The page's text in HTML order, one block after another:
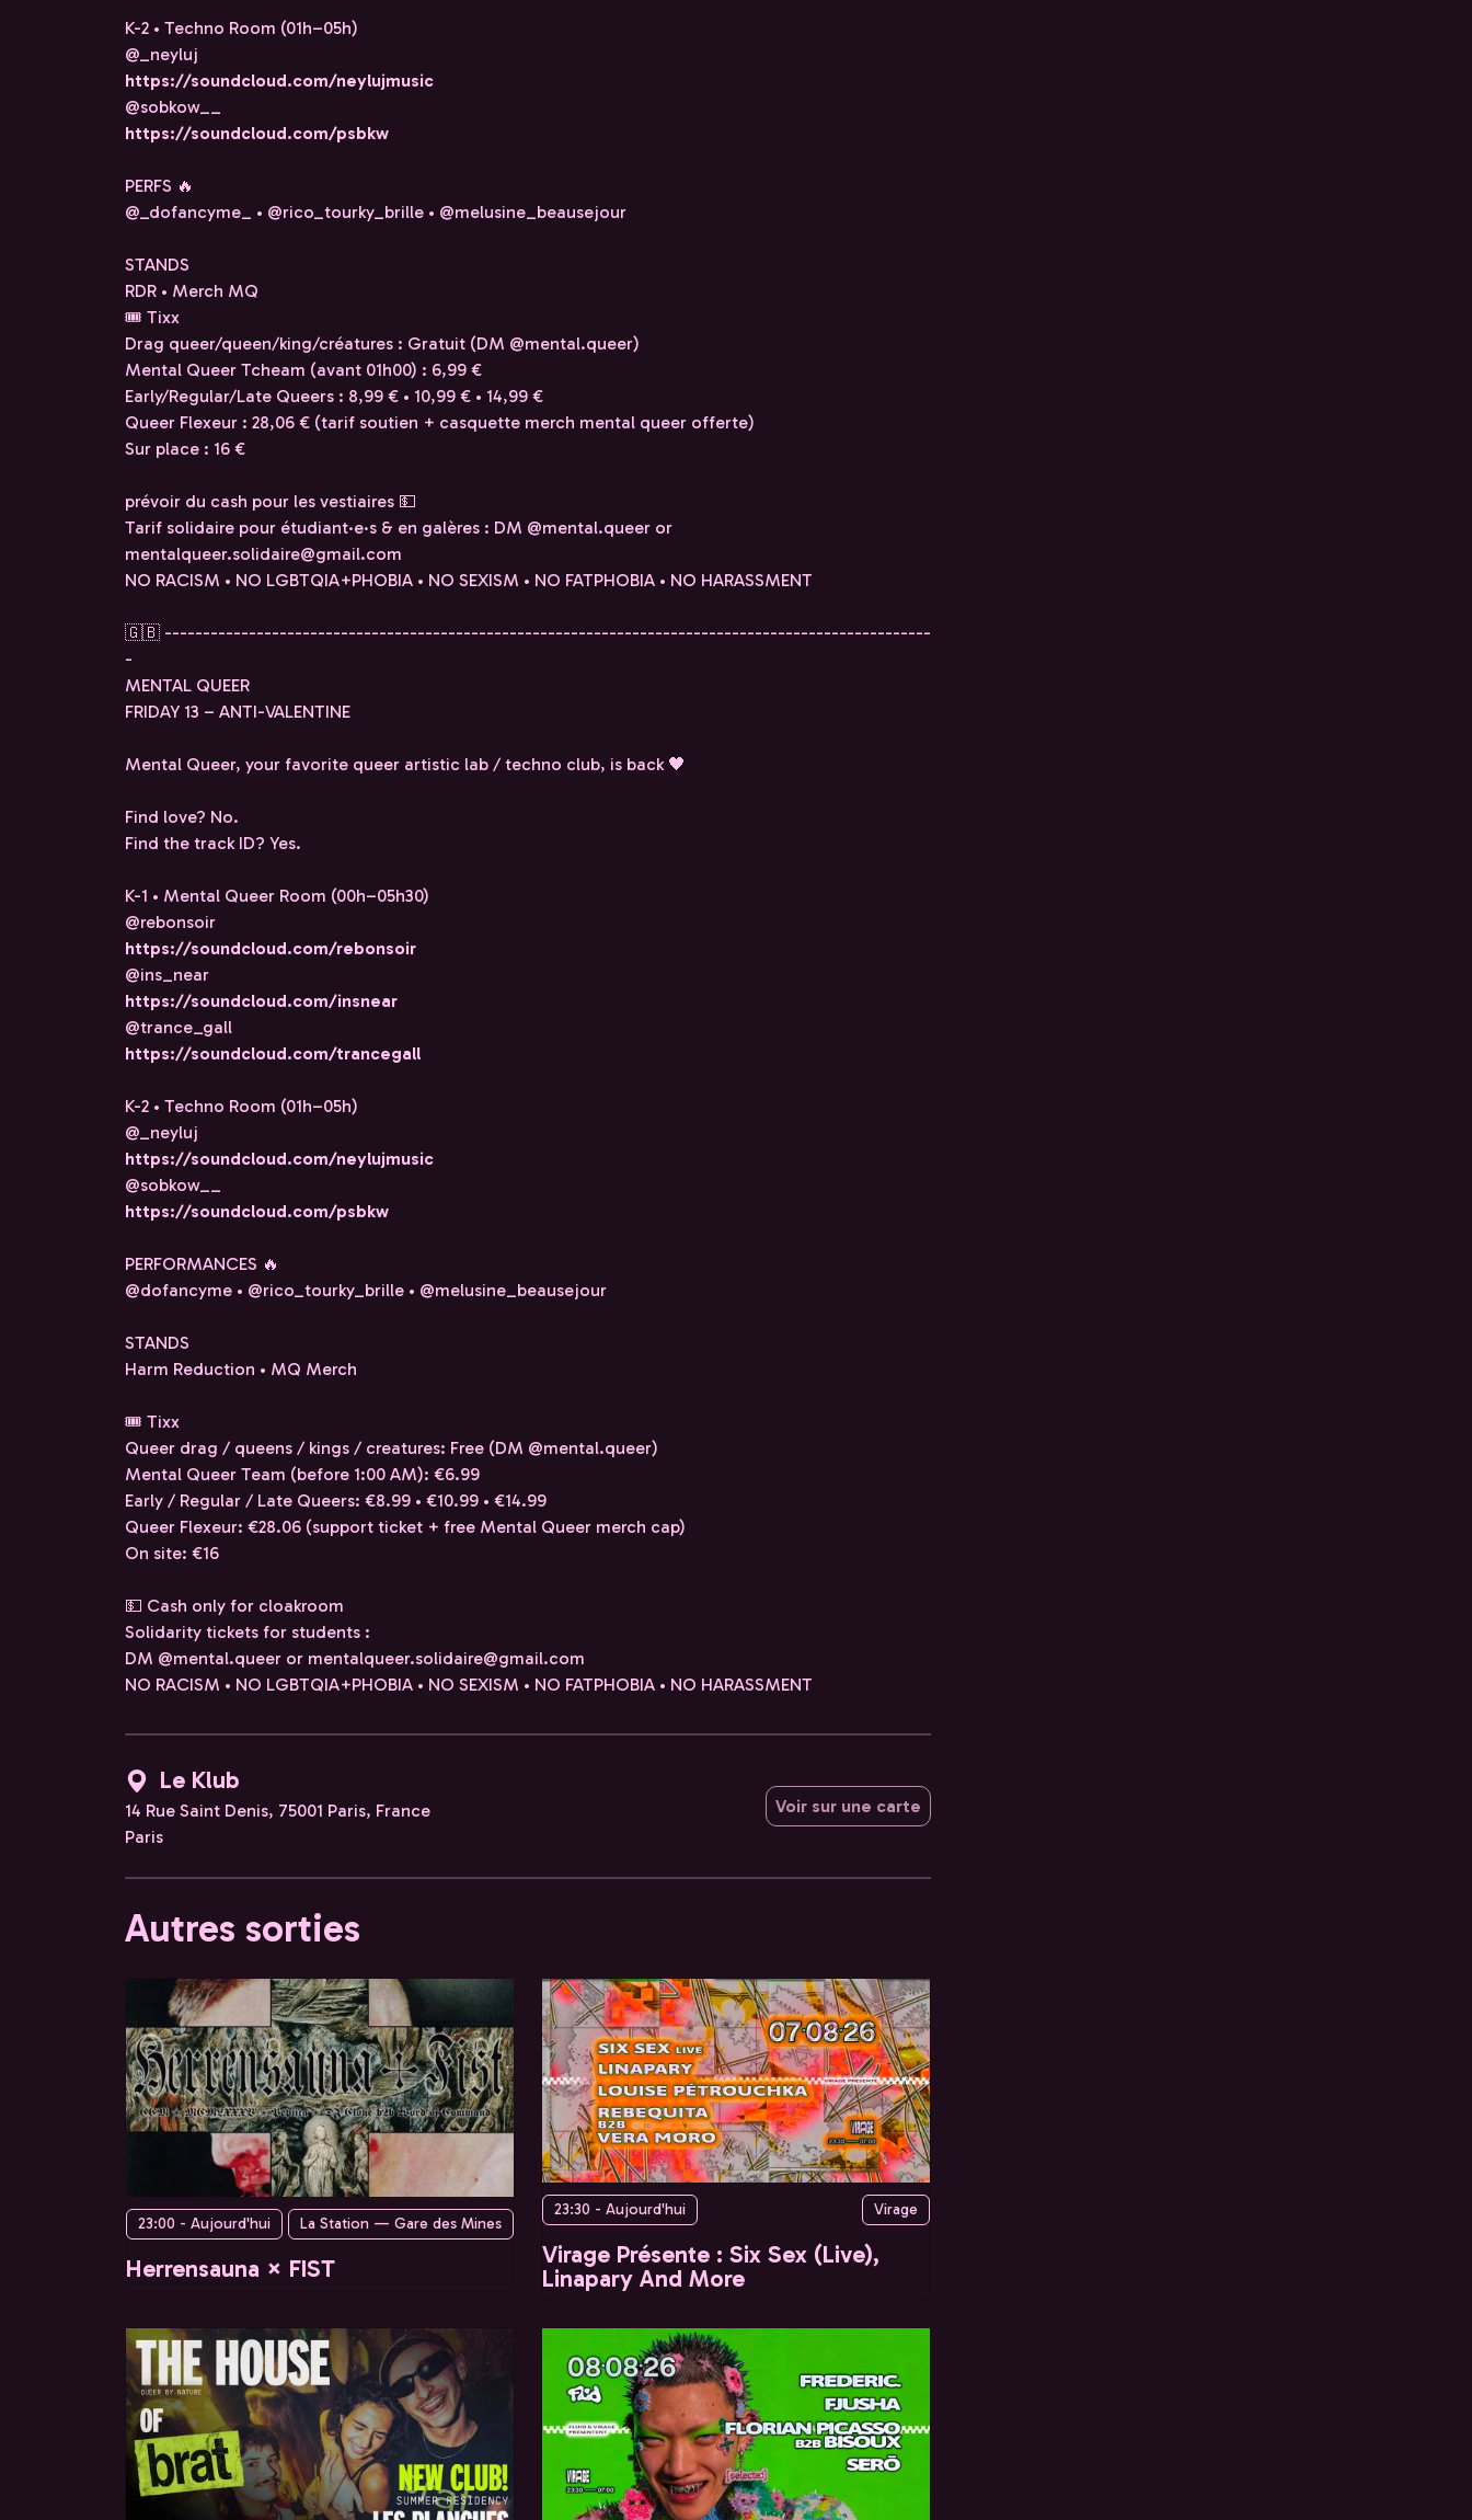
K-2 • Techno Room (01h–05h)
@_neyluj
https://soundcloud.com/neylujmusic
@sobkow__
https://soundcloud.com/psbkw
PERFS 🔥
@_dofancyme_ • @rico_tourky_brille • @melusine_beausejour
STANDS
RDR • Merch MQ
🎟️ Tixx
Drag queer/queen/king/créatures : Gratuit (DM @mental.queer)
Mental Queer Tcheam (avant 01h00) : 6,99 €
Early/Regular/Late Queers : 8,99 € • 10,99 € • 14,99 €
Queer Flexeur : 28,06 € (tarif soutien + casquette merch mental queer offerte)
Sur place : 16 €
prévoir du cash pour les vestiaires 💵
Tarif solidaire pour étudiant·e·s & en galères : DM @mental.queer or
mentalqueer.solidaire@gmail.com
NO RACISM • NO LGBTQIA+PHOBIA • NO SEXISM • NO FATPHOBIA • NO HARASSMENT
🇬🇧 ----------------------------------------------------------------------------------------------------
-
MENTAL QUEER
FRIDAY 13 – ANTI-VALENTINE
Mental Queer, your favorite queer artistic lab / techno club, is back 🖤
Find love? No.
Find the track ID? Yes.
K-1 • Mental Queer Room (00h–05h30)
@rebonsoir
https://soundcloud.com/rebonsoir
@ins_near
https://soundcloud.com/insnear
@trance_gall
https://soundcloud.com/trancegall
K-2 • Techno Room (01h–05h)
@_neyluj
https://soundcloud.com/neylujmusic
@sobkow__
https://soundcloud.com/psbkw
PERFORMANCES 🔥
@dofancyme • @rico_tourky_brille • @melusine_beausejour
STANDS
Harm Reduction • MQ Merch
🎟️ Tixx
Queer drag / queens / kings / creatures: Free (DM @mental.queer)
Mental Queer Team (before 1:00 AM): €6.99
Early / Regular / Late Queers: €8.99 • €10.99 • €14.99
Queer Flexeur: €28.06 (support ticket + free Mental Queer merch cap)
On site: €16
💵 Cash only for cloakroom
Solidarity tickets for students :
DM @mental.queer or mentalqueer.solidaire@gmail.com
NO RACISM • NO LGBTQIA+PHOBIA • NO SEXISM • NO FATPHOBIA • NO HARASSMENT
Le Klub
14 Rue Saint Denis, 75001 Paris, France
Paris
Voir sur une carte
Autres sorties
23:00 - Aujourd'hui La Station — Gare des Mines
Herrensauna × FIST
23:30 - Aujourd'hui Virage
Virage Présente : Six Sex (Live),
Linapary And More